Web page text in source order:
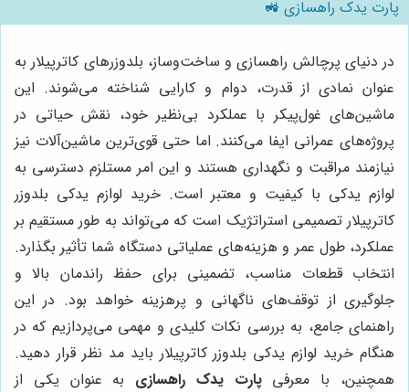
پارت یدک راهسازی 🚜
در دنیای پرچالش راهسازی و ساخت‌وساز، بلدوزرهای کاترپیلار به
عنوان نمادی از قدرت، دوام و کارایی شناخته می‌شوند. این
ماشین‌های غول‌پیکر با عملکرد بی‌نظیر خود، نقش حیاتی در
پروژه‌های عمرانی ایفا می‌کنند. اما حتی قوی‌ترین ماشین‌آلات نیز
نیازمند مراقبت و نگهداری هستند و این امر مستلزم دسترسی به
لوازم یدکی با کیفیت و معتبر است. خرید لوازم یدکی بلدوزر
کاترپیلار تصمیمی استراتژیک است که می‌تواند به طور مستقیم بر
عملکرد، طول عمر و هزینه‌های عملیاتی دستگاه شما تأثیر بگذارد.
انتخاب قطعات مناسب، تضمینی برای حفظ راندمان بالا و
جلوگیری از توقف‌های ناگهانی و پرهزینه خواهد بود. در این
راهنمای جامع، به بررسی نکات کلیدی و مهمی می‌پردازیم که در
هنگام خرید لوازم یدکی بلدوزر کاترپیلار باید مد نظر قرار دهید.
همچنین، با معرفیپارت یدک راهسازی به عنوان یکی از